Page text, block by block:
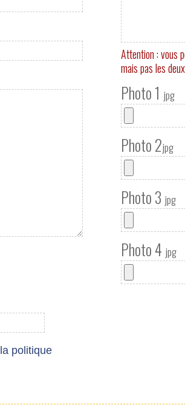
Attention : vous
mais pas les deux
Photo 1 jpg
Photo 2jpg
Photo 3 jpg
Photo 4 jpg
la politique